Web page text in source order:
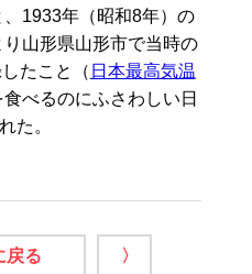
1933年（昭和8年）の
山形県山形市で当時の
たこと（ 日本最高気温
べるのにふさわしい日
た。
戻る 〉